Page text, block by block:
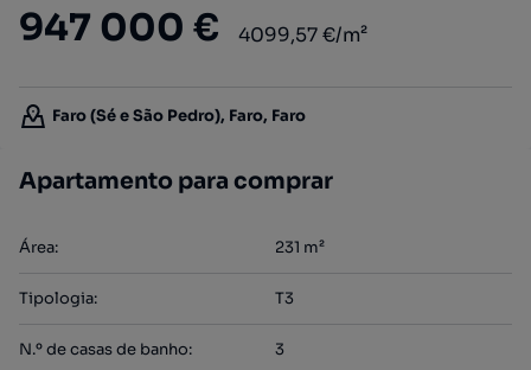
947 000 € 4099,57 €/m²
Faro (Sé e São Pedro), Faro, Faro
Apartamento para comprar
Área: 231 m²
Tipologia: T3
N.º de casas de banho: 3